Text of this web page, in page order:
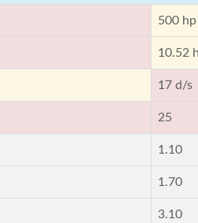
500 hp
10.52
17 d/s
25
1.10
1.70
3.10